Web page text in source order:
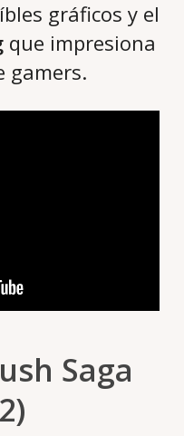
gráficos y el
que impresiona
gamers.
Saga